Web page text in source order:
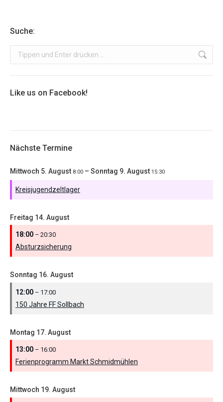
Suche:
Search:
Like us on Facebook!
Nächste Termine
Mittwoch 5. August 8:00 – Sonntag 9. August 15:30
Kreisjugendzeltlager
Freitag 14. August
18:00 – 20:30
Absturzsicherung
Sonntag 16. August
12:00 – 17:00
150 Jahre FF Sollbach
Montag 17. August
13:00 – 16:00
Ferienprogramm Markt Schmidmühlen
Mittwoch 19. August